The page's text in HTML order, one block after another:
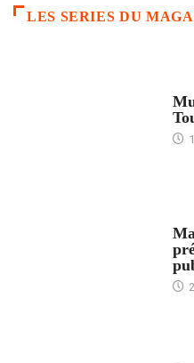
LES SERIES DU